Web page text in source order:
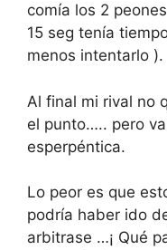
comía los 2
15 seg tenía
menos intentarlo ).
Al final mi rival no
el punto….. pero
esperpéntica.
Lo peor es que
podría haber ido
arbitrase …¡ Qué